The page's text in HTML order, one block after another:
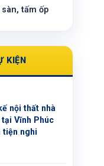
tấm ốp
KIỆN
nội thất nhà
Vĩnh Phúc
tiện nghi